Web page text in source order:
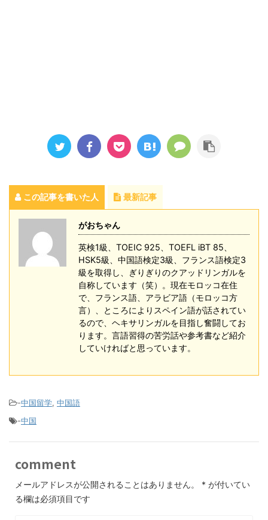
この記事を書いた人 最新記事
がおちゃん
英検1級、TOEIC 925、TOEFL iBT 85、
HSK5級、中国語検定3級、フランス語検定3
級を取得し、ぎりぎりのクアッドリンガルを
自称しています（笑）。現在モロッコ在住
で、フランス語、アラビア語（モロッコ方
言）、ところによりスペイン語が話されてい
るので、ヘキサリンガルを目指し奮闘してお
ります。言語習得の苦労話や参考書など紹介
していければと思っています。
-中国留学, 中国語
-中国
comment
メールアドレスが公開されることはありません。 * が付いてい
る欄は必須項目です